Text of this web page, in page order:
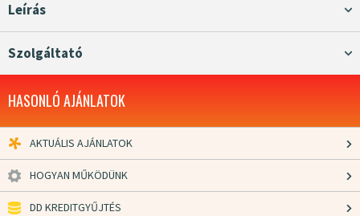
Leírás
Szolgáltató
HASONLÓ AJÁNLATOK
AKTUÁLIS AJÁNLATOK
HOGYAN MŰKÖDÜNK
DD KREDITGYŰJTÉS